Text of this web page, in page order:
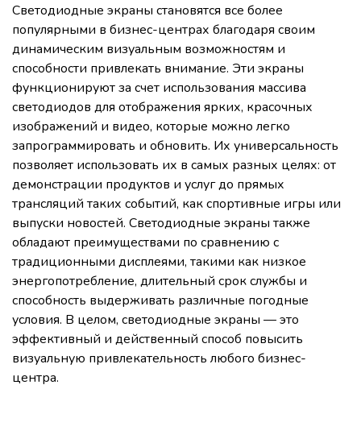
Светодиодные экраны становятся все более
популярными в бизнес-центрах благодаря своим
динамическим визуальным возможностям и
способности привлекать внимание. Эти экраны
функционируют за счет использования массива
светодиодов для отображения ярких, красочных
изображений и видео, которые можно легко
запрограммировать и обновить. Их универсальность
позволяет использовать их в самых разных целях: от
демонстрации продуктов и услуг до прямых
трансляций таких событий, как спортивные игры или
выпуски новостей. Светодиодные экраны также
обладают преимуществами по сравнению с
традиционными дисплеями, такими как низкое
энергопотребление, длительный срок службы и
способность выдерживать различные погодные
условия. В целом, светодиодные экраны — это
эффективный и действенный способ повысить
визуальную привлекательность любого бизнес-
центра.